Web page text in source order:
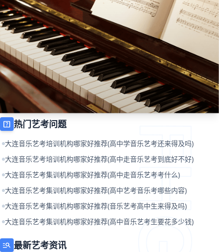
help_center 热门艺考问题
大连音乐艺考培训机构哪家好推荐(高中学音乐艺考还来得及吗)
大连音乐艺考培训机构哪家好推荐(高中走音乐艺考到底好不好)
大连音乐艺考集训机构哪家好推荐(高中走音乐艺考考什么)
大连音乐艺考集训机构哪家好推荐(高中艺考音乐考哪些内容)
大连音乐艺考集训机构哪家好推荐(音乐艺考高中生来得及吗)
大连音乐艺考集训机构哪家好推荐(高中音乐艺考生要花多少钱)
manage_search 最新艺考资讯